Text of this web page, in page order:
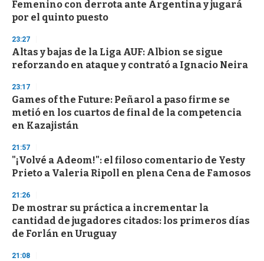
c
o
d
s
Femenino con derrota ante Argentina y jugará
por el quinto puesto
23:27
Altas y bajas de la Liga AUF: Albion se sigue
reforzando en ataque y contrató a Ignacio Neira
23:17
Games of the Future: Peñarol a paso firme se
metió en los cuartos de final de la competencia
en Kazajistán
21:57
"¡Volvé a Adeom!": el filoso comentario de Yesty
Prieto a Valeria Ripoll en plena Cena de Famosos
21:26
De mostrar su práctica a incrementar la
cantidad de jugadores citados: los primeros días
de Forlán en Uruguay
21:08